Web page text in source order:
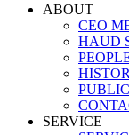
ABOUT
CEO
HAUD
SERVICE